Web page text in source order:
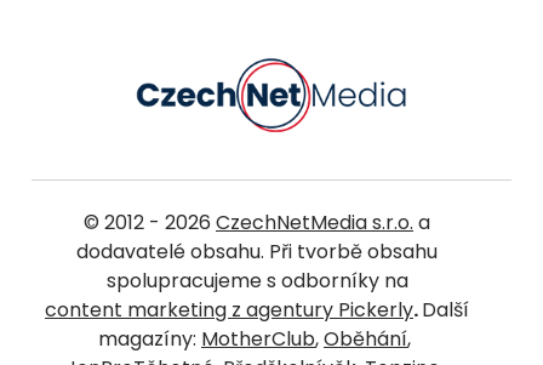
© 2012 - 2026 CzechNetMedia s.r.o. a
dodavatelé obsahu. Při tvorbě obsahu
spolupracujeme s odborníky na
content marketing z agentury Pickerly.Další
magazíny: MotherClub,Oběhání,